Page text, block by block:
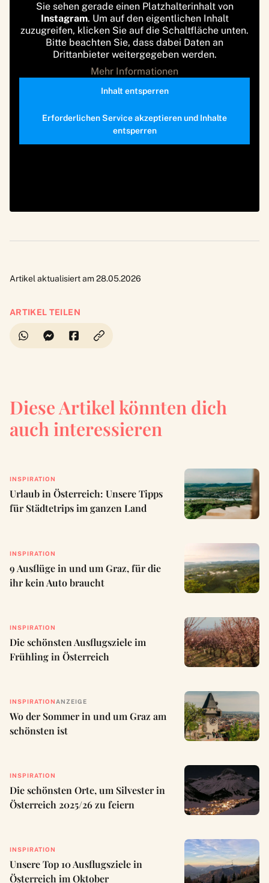
Sie sehen gerade einen Platzhalterinhalt von
Instagram. Um auf den eigentlichen Inhalt
zuzugreifen, klicken Sie auf die Schaltfläche unten.
Bitte beachten Sie, dass dabei Daten an
Drittanbieter weitergegeben werden.
Mehr Informationen
Inhalt entsperren
Erforderlichen Service akzeptieren und Inhalte
entsperren
Artikel aktualisiert am 28.05.2026
ARTIKEL TEILEN
Diese Artikel könnten dich
auch interessieren
INSPIRATION
Urlaub in Österreich: Unsere Tipps
für Städtetrips im ganzen Land
INSPIRATION
9 Ausflüge in und um Graz, für die
ihr kein Auto braucht
INSPIRATION
Die schönsten Ausflugsziele im
Frühling in Österreich
INSPIRATION ANZEIGE
Wo der Sommer in und um Graz am
schönsten ist
INSPIRATION
Die schönsten Orte, um Silvester in
Österreich 2025/26 zu feiern
INSPIRATION
Unsere Top 10 Ausflugsziele in
Österreich im Oktober